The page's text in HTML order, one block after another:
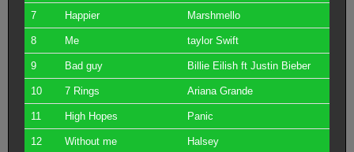
7 Happier Marshmello
8 Me taylor Swift
9 Bad guy Billie Eilish ft Justin Bieber
10 7 Rings Ariana Grande
11 High Hopes Panic
12 Without me Halsey